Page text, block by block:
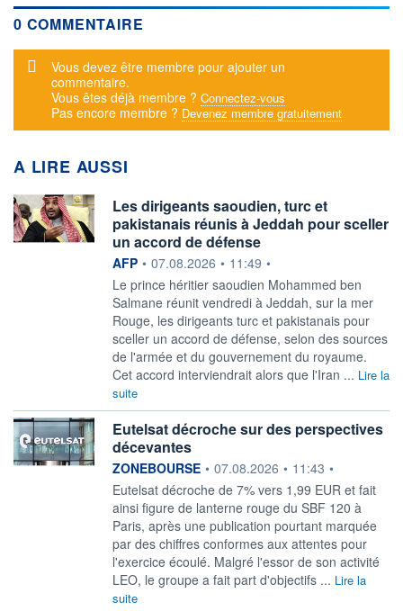
0 COMMENTAIRE
Message d'alerte
Vous devez être membre pour ajouter un
commentaire.
Vous êtes déjà membre ? Connectez-vous
Pas encore membre ? Devenez membre gratuitement
A LIRE AUSSI
Les dirigeants saoudien, turc et
pakistanais réunis à Jeddah pour sceller
un accord de défense
information fournie par
AFP • 07.08.2026 • 11:49 •
Le prince héritier saoudien Mohammed ben
Salmane réunit vendredi à Jeddah, sur la mer
Rouge, les dirigeants turc et pakistanais pour
sceller un accord de défense, selon des sources
de l'armée et du gouvernement du royaume.
Cet accord interviendrait alors que l'Iran ... Lire la
suite
Eutelsat décroche sur des perspectives
décevantes
information fournie par
ZONEBOURSE • 07.08.2026 • 11:43 •
Eutelsat décroche de 7% vers 1,99 EUR et fait
ainsi figure de lanterne rouge du SBF 120 à
Paris, après une publication pourtant marquée
par des chiffres conformes aux attentes pour
l'exercice écoulé. Malgré l'essor de son activité
LEO, le groupe a fait part d'objectifs ... Lire la
suite